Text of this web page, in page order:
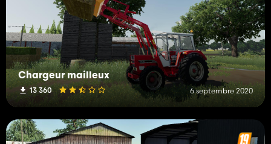
Chargeur mailleux
13 360 6 septembre 2020